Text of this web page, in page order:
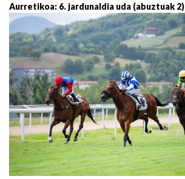
Aurretikoa: 6. jardunaldia uda (abuztuak 2)